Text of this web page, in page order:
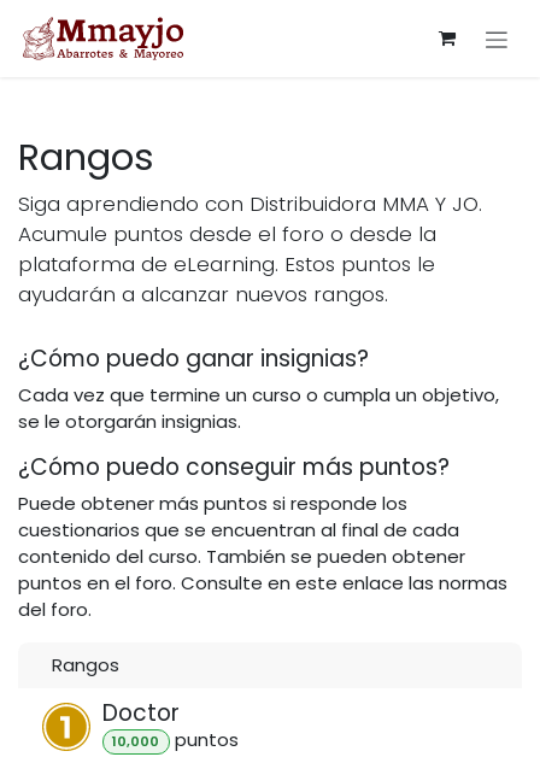
Ir al contenido
Rangos
Siga aprendiendo con Distribuidora MMA Y JO.
Acumule puntos desde el foro o desde la
plataforma de eLearning. Estos puntos le
ayudarán a alcanzar nuevos rangos.
¿Cómo puedo ganar insignias?
Cada vez que termine un curso o cumpla un objetivo,
se le otorgarán insignias.
¿Cómo puedo conseguir más puntos?
Puede obtener más puntos si responde los
cuestionarios que se encuentran al final de cada
contenido del curso. También se pueden obtener
puntos en el foro. Consulte en este enlace las normas
del foro.
Rangos
Doctor
10,000 puntos